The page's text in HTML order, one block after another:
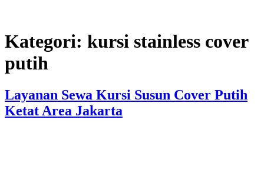
Kategori: kursi stainless cover
putih
Layanan Sewa Kursi Susun Cover Putih
Ketat Area Jakarta